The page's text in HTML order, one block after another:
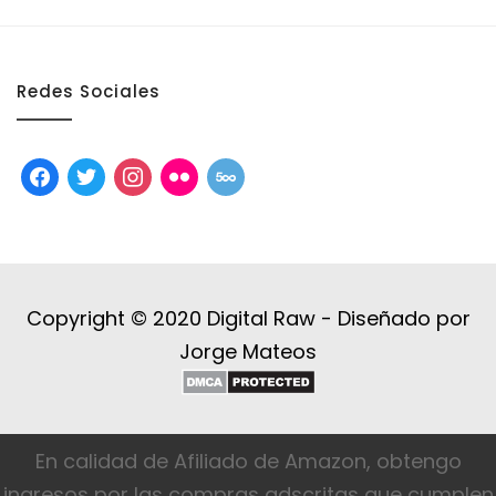
Redes Sociales
facebook
twitterinstagram
flickr 500px
Copyright © 2020 Digital Raw - Diseñado por
Jorge Mateos
En calidad de Afiliado de Amazon, obtengo